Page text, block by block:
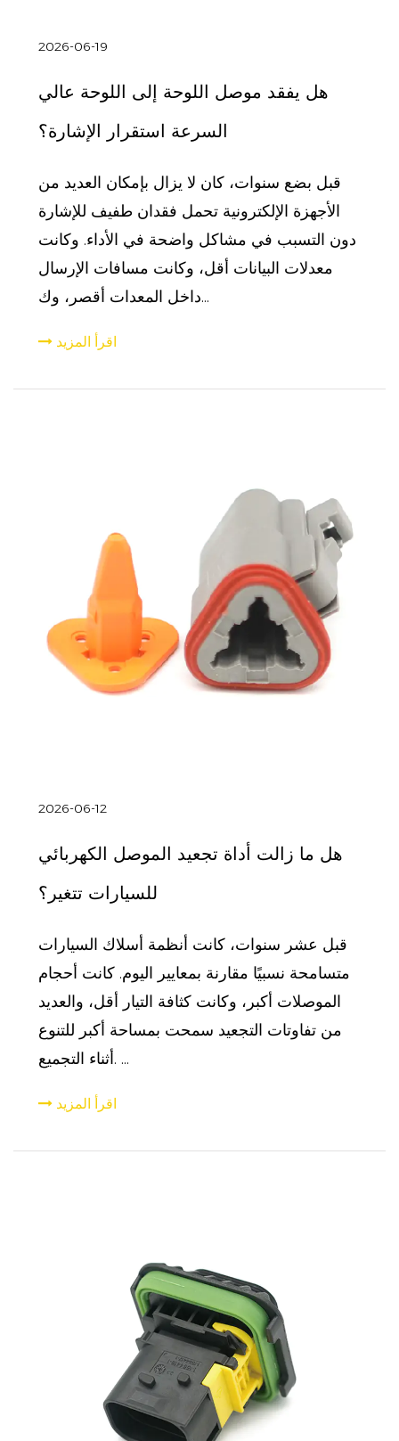
2026-06-19
هل يفقد موصل اللوحة إلى اللوحة عالي
السرعة استقرار الإشارة؟
قبل بضع سنوات، كان لا يزال بإمكان العديد من
الأجهزة الإلكترونية تحمل فقدان طفيف للإشارة
دون التسبب في مشاكل واضحة في الأداء. وكانت
معدلات البيانات أقل، وكانت مسافات الإرسال
داخل المعدات أقصر، وك...
اقرأ المزيد
2026-06-12
هل ما زالت أداة تجعيد الموصل الكهربائي
للسيارات تتغير؟
قبل عشر سنوات، كانت أنظمة أسلاك السيارات
متسامحة نسبيًا مقارنة بمعايير اليوم. كانت أحجام
الموصلات أكبر، وكانت كثافة التيار أقل، والعديد
من تفاوتات التجعيد سمحت بمساحة أكبر للتنوع
أثناء التجميع. ...
اقرأ المزيد